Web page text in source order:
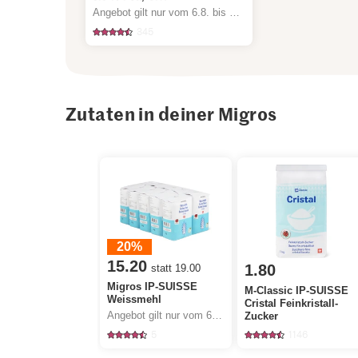
Zutaten in deiner Migros
20%
15.20 statt 19.00
Migros IP-SUISSE
Weissmehl
1.80
M-Classic IP-SUISSE
Cristal Feinkristall-
Zucker